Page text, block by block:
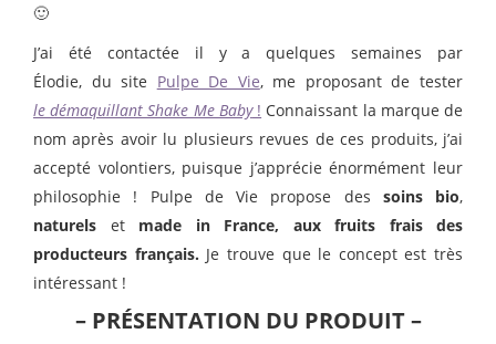
🙂
J’ai été contactée il y a quelques semaines par
Élodie, du site Pulpe De Vie, me proposant de tester
le démaquillant Shake Me Baby! Connaissant la marque de
nom après avoir lu plusieurs revues de ces produits, j’ai
accepté volontiers, puisque j’apprécie énormément leur
philosophie ! Pulpe de Vie propose des soins bio,
naturels et made in France, aux fruits frais des
producteurs français. Je trouve que le concept est très
intéressant !
– PRÉSENTATION DU PRODUIT –